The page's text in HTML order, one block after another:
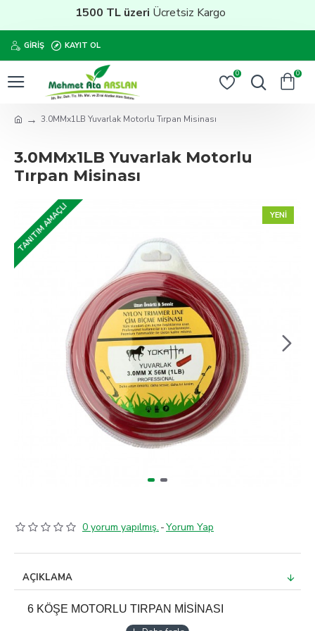
1500 TL üzeriÜcretsiz Kargo
GIRIŞ KAYIT OL
0 0
3.0MMx1LB Yuvarlak Motorlu Tırpan Misinası
3.0MMx1LB Yuvarlak Motorlu
Tırpan Misinası
YENI
TANITIM AMAÇLI
0 yorum yapılmış. -Yorum Yap
AÇIKLAMA
6 KÖŞE MOTORLU TIRPAN MİSİNASI